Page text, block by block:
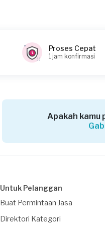
Proses Cepat
1 jam konfirmasi
Apakah kamu
Untuk Pelanggan
Buat Permintaan Jasa
Direktori Kategori